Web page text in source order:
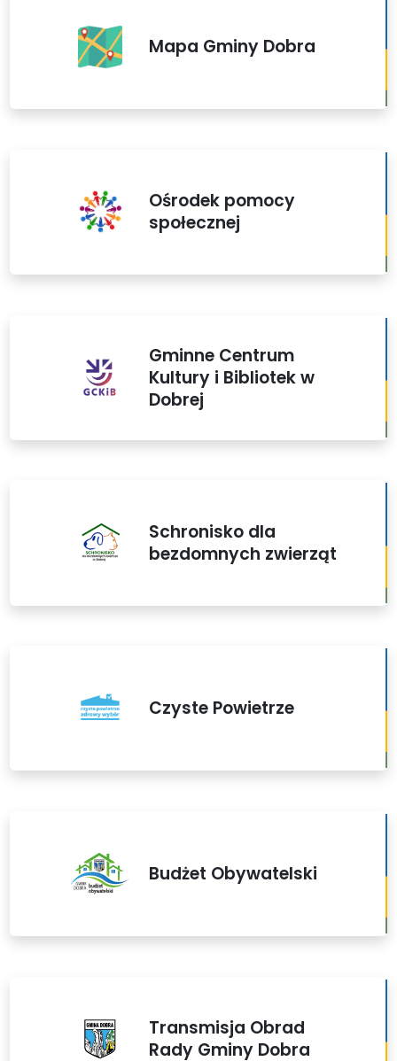
Mapa Gminy Dobra
Ośrodek pomocy
społecznej
Gminne Centrum
Kultury i Bibliotek w
Dobrej
Schronisko dla
bezdomnych zwierząt
Czyste Powietrze
Budżet Obywatelski
Transmisja Obrad
Rady Gminy Dobra